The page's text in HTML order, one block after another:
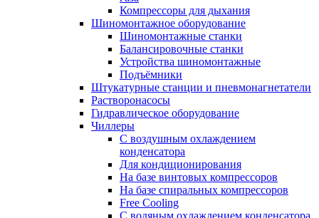
Компрессоры для дыхания
Шиномонтажное оборудование
Шиномонтажные станки
Балансировочные станки
Устройства шиномонтажные
Подъёмники
Штукатурные станции и пневмонагнетатели
Растворонасосы
Гидравлическое оборудование
Чиллеры
С воздушным охлаждением
конденсатора
Для кондиционирования
На базе винтовых компрессоров
На базе спиральных компрессоров
Free Cooling
С водяным охлаждением конденсатора